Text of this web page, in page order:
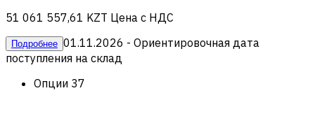
51 061 557,61 KZT Цена с НДС
Подробнее 01.11.2026 - Ориентировочная дата
поступления на склад
Опции 37